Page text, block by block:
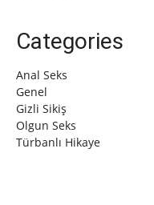
Categories
Anal Seks
Genel
Gizli Sikiş
Olgun Seks
Türbanlı Hikaye